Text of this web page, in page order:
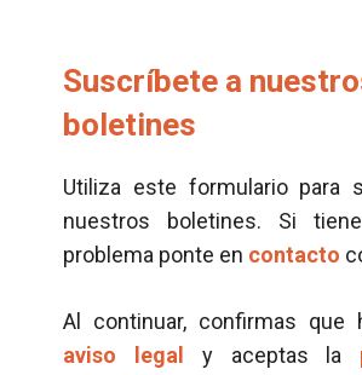
Suscríbete a
boletines
Utiliza este formulario para
nuestros boletines. Si
problema ponte en contacto
Al continuar, confirmas que
aviso legal
y aceptas la